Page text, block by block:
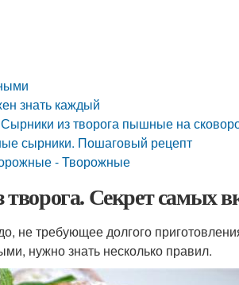
знать каждый
из творога пышные на
сырники. Пошаговый рецепт
- Творожные
Секрет самых
не требующее долгого
нужно знать несколько правил.